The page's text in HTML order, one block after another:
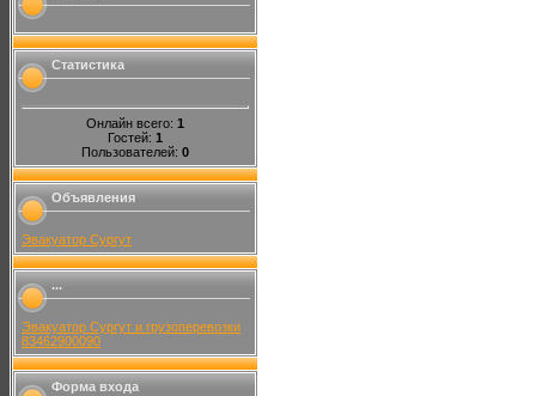
Статистика
Онлайн всего: 1
Гостей: 1
Пользователей: 0
Объявления
Эвакуатор Сургут
...
Эвакуатор Сургут и грузоперевозки
83462900090
Форма входа